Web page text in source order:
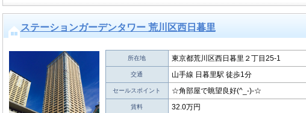
ステーションガーデンタワー 荒川区西日暮里
所在地 東京都荒川区西日暮里２丁目25-1
交通 山手線 日暮里駅 徒歩1分
セールスポイント ☆角部屋で眺望良好(^_-)-☆
賃料 32.0万円